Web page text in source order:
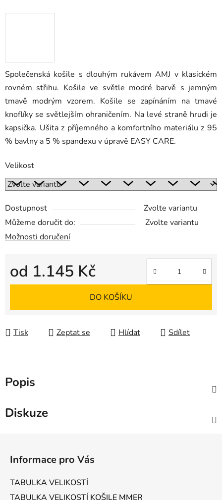
Společenská košile s dlouhým rukávem AMJ v klasickém
rovném střihu. Košile ve světle modré barvě s jemným
tmavě modrým vzorem. Košile se zapínáním na tmavé
knoflíky se světlejším ohraničením. Na levé straně hrudi je
kapsička. Ušita z příjemného a komfortního materiálu z 95
% bavlny a 5 % spandexu v úpravě EASY CARE.
Velikost
Dostupnost
Zvolte variantu
Můžeme doručit do:
Zvolte variantu
Možnosti doručení
od 1.145 Kč
Měrná cena:
DO KOŠÍKU
Tisk Zeptat se Hlídat Sdílet
Popis
Diskuze
Informace pro Vás
TABULKA VELIKOSTÍ
TABULKA VELIKOSTÍ KOŠILE MMER